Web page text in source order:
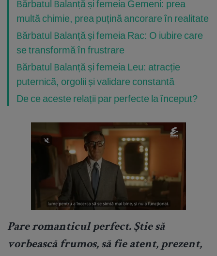
Bărbatul Balanță și femeia Gemeni: prea
multă chimie, prea puțină ancorare în realitate
Bărbatul Balanță și femeia Rac: O iubire care
se transformă în frustrare
Bărbatul Balanță și femeia Leu: atracție
puternică, orgolii și validare constantă
De ce aceste relații par perfecte la început?
Pare romanticul perfect. Știe să
vorbească frumos, să fie atent, prezent,